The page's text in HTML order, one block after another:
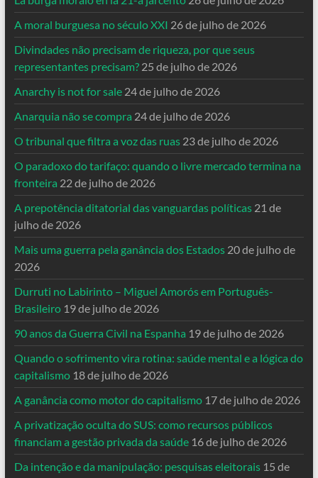
A moral burguesa no século XXI 26 de julho de 2026
Divindades não precisam de riqueza, por que seus
representantes precisam? 25 de julho de 2026
Anarchy is not for sale 24 de julho de 2026
Anarquia não se compra 24 de julho de 2026
O tribunal que filtra a voz das ruas 23 de julho de 2026
O paradoxo do tarifaço: quando o livre mercado termina na
fronteira 22 de julho de 2026
A prepotência ditatorial das vanguardas políticas 21 de
julho de 2026
Mais uma guerra pela ganância dos Estados 20 de julho de
2026
Durruti no Labirinto – Miguel Amorós em Português-
Brasileiro 19 de julho de 2026
90 anos da Guerra Civil na Espanha 19 de julho de 2026
Quando o sofrimento vira rotina: saúde mental e a lógica do
capitalismo 18 de julho de 2026
A ganância como motor do capitalismo 17 de julho de 2026
A privatização oculta do SUS: como recursos públicos
financiam a gestão privada da saúde 16 de julho de 2026
Da intenção e da manipulação: pesquisas eleitorais 15 de